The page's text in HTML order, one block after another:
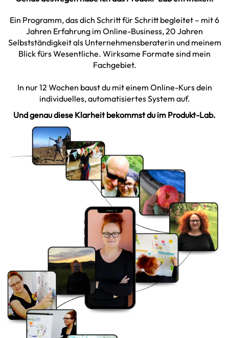
Ein Programm, das dich Schritt für Schritt begleitet – mit 6
Jahren Erfahrung im Online-Business, 20 Jahren
Selbstständigkeit als Unternehmensberaterin und meinem
Blick fürs Wesentliche. Wirksame Formate sind mein
Fachgebiet.
In nur 12 Wochen baust du mit einem Online-Kurs dein
individuelles, automatisiertes System auf.
Und genau diese Klarheit bekommst du im Produkt-Lab.